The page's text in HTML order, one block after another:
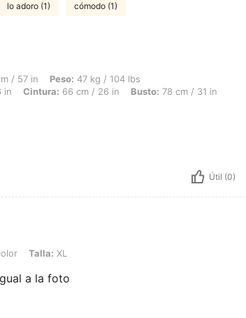
lo adoro (1) cómodo (1)
47 kg / 104 lbs, Forma del cuerpo: Reloj de arena,
/ 57 in Peso: 47 kg / 104 lbs
in Cintura: 66 cm / 26 in Busto: 78 cm / 31 in
Útil (0)
XL Talla: XL
a la foto